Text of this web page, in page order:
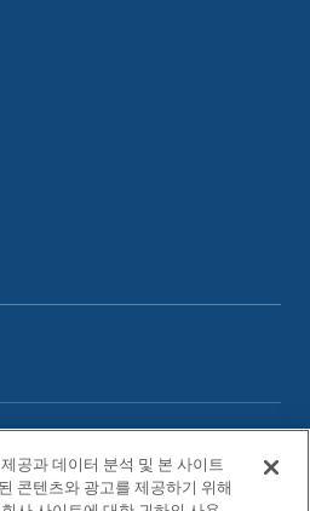
공과 데이터 분석 및 본 사이트
콘텐츠와 광고를 제공하기 위해